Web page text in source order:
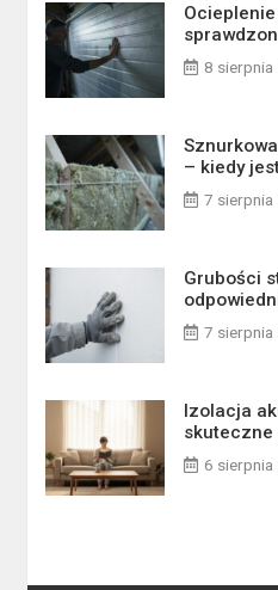
8 sierpnia
– kiedy
7 sierpnia
Grubości
7 sierpnia
Izolacja
skuteczne
6 sierpnia